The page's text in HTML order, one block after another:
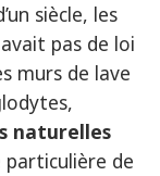
siècle, les
pas de loi
murs de lave
naturelles
de